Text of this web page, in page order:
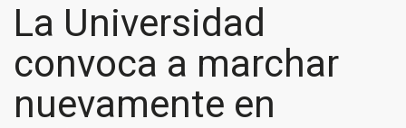
La Universidad
convoca a marchar
nuevamente en